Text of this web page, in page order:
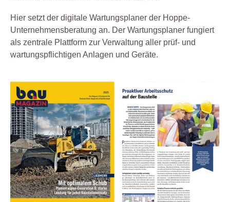
Hier setzt der digitale Wartungsplaner der Hoppe-
Unternehmensberatung an. Der Wartungsplaner fungiert
als zentrale Plattform zur Verwaltung aller prüf- und
wartungspflichtigen Anlagen und Geräte.